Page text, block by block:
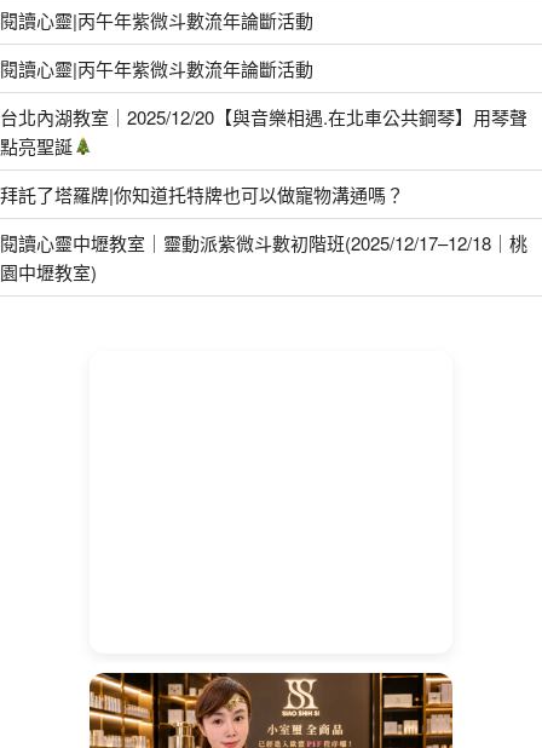
閱讀心靈|丙午年紫微斗數流年論斷活動
閱讀心靈|丙午年紫微斗數流年論斷活動
台北內湖教室｜2025/12/20【與音樂相遇.在北車公共鋼琴】用琴聲
點亮聖誕
拜託了塔羅牌|你知道托特牌也可以做寵物溝通嗎？
閱讀心靈中壢教室｜靈動派紫微斗數初階班(2025/12/17–12/18｜桃
園中壢教室)